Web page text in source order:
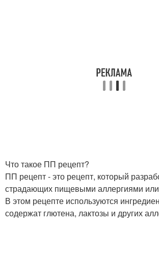
Что такое ПП рецепт?
ПП рецепт - это рецепт, который
страдающих пищевыми аллергиями
В этом рецепте используются
содержат глютена, лактозы и других